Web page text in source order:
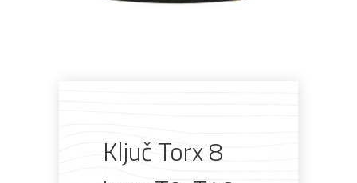
Pločasti
materijali
Alati i Vrt i
Ključ Torx 8